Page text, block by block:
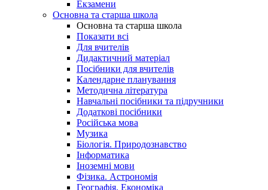
Екзамени
Основна та старша школа
Основна та старша школа
Показати всі
Для вчителів
Дидактичний матеріал
Посібники для вчителів
Календарне планування
Методична література
Навчальні посібники та підручники
Додаткові посібники
Російська мова
Музика
Біологія. Природознавство
Інформатика
Іноземні мови
Фізика. Астрономія
Географія. Економіка